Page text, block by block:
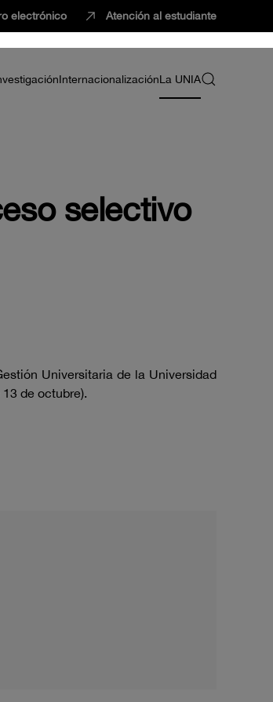
electrónico Atención al estudiante
InternacionalizaciónLa UNIA
selectivo
Universitaria de la Universidad
de octubre).